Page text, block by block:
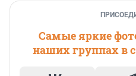
Самые яркие
наших группах в